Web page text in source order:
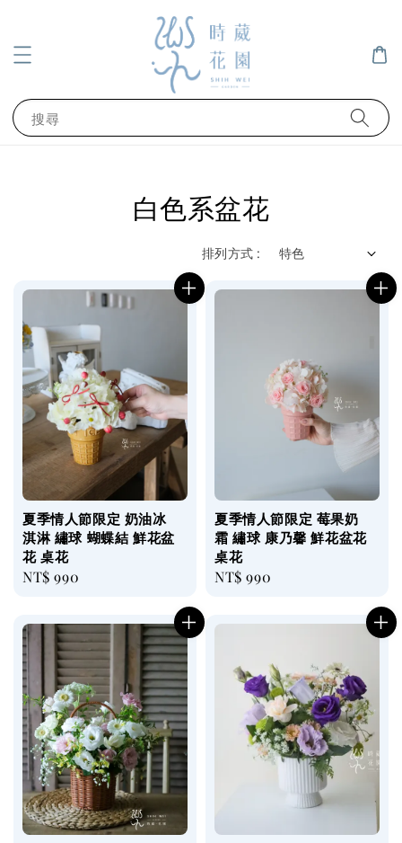
搜尋
白色系盆花
排列方式 :
夏季情人節限定 奶油冰
淇淋 繡球 蝴蝶結 鮮花盆
花 桌花
Regular
NT$ 990
夏季情人節限定 莓果奶
霜 繡球 康乃馨 鮮花盆花
桌花
Regular
NT$ 990